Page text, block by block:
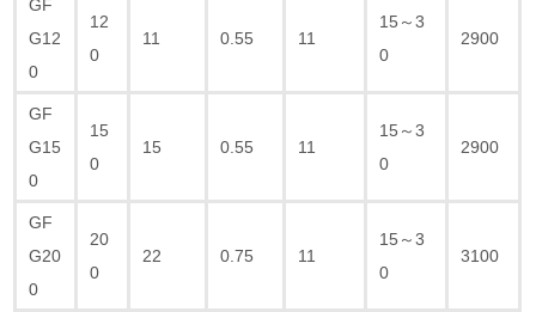
GF
G12
0
12
0
11 0.55 11
15～3
0
2900
GF
G15
0
15
0
15 0.55 11
15～3
0
2900
GF
G20
0
20
0
22 0.75 11
15～3
0
3100